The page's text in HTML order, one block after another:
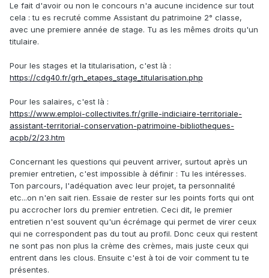
Le fait d'avoir ou non le concours n'a aucune incidence sur tout
cela : tu es recruté comme Assistant du patrimoine 2° classe,
avec une premiere année de stage. Tu as les mêmes droits qu'un
titulaire.
Pour les stages et la titularisation, c'est là :
https://cdg40.fr/grh_etapes_stage_titularisation.php
Pour les salaires, c'est là :
https://www.emploi-collectivites.fr/grille-indiciaire-territoriale-
assistant-territorial-conservation-patrimoine-bibliotheques-
acpb/2/23.htm
Concernant les questions qui peuvent arriver, surtout après un
premier entretien, c'est impossible à définir : Tu les intéresses.
Ton parcours, l'adéquation avec leur projet, ta personnalité
etc...on n'en sait rien. Essaie de rester sur les points forts qui ont
pu accrocher lors du premier entretien. Ceci dit, le premier
entretien n'est souvent qu'un écrémage qui permet de virer ceux
qui ne correspondent pas du tout au profil. Donc ceux qui restent
ne sont pas non plus la crème des crèmes, mais juste ceux qui
entrent dans les clous. Ensuite c'est à toi de voir comment tu te
présentes.